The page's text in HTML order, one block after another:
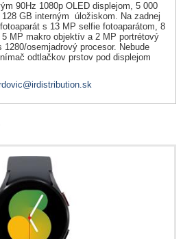
90Hz 1080p OLED displejom, 5 000
GB interným úložiskom. Na zadnej
s 13 MP selfie fotoaparátom, 8
MP makro objektív a 2 MP portrétový
osemjadrový procesor. Nebude
odtlačkov prstov pod displejom